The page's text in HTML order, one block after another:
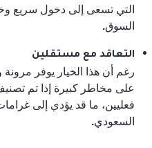
التي تسعى إلى دخول سريع
السوق.
التعاقد مع مستقلين
رغم أن هذا الخيار يوفر مرونة
على مخاطر كبيرة إذا تم
فعليين، ما قد يؤدي إلى
السعودي.